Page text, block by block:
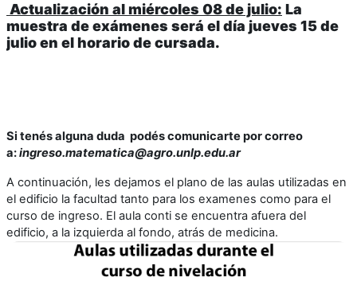
Actualización al miércoles 08 de julio: La
muestra de exámenes será el día jueves 15 de
julio en el horario de cursada.
Si tenés alguna duda podés comunicartepor correo
a:ingreso.matematica@agro.unlp.edu.ar
A continuación, les dejamos el plano de las aulas utilizadas en
el edificio la facultad tanto para los examenes como para el
curso de ingreso. El aula conti se encuentra afuera del
edificio, a la izquierda al fondo, atrás de medicina.